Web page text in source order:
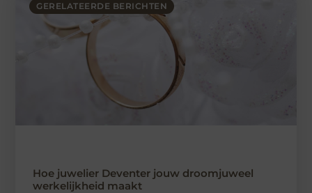
GERELATEERDE BERICHTEN
Hoe juwelier Deventer jouw droomjuweel
werkelijkheid maakt